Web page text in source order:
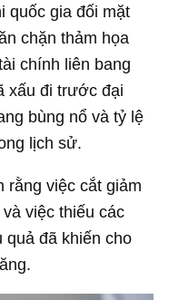
quốc gia đối mặt
chặn thảm họa
chính liên bang
xấu đi trước đại
bùng nổ và tỷ lệ
lịch sử.
rằng việc cắt giảm
việc thiếu các
quả đã khiến cho